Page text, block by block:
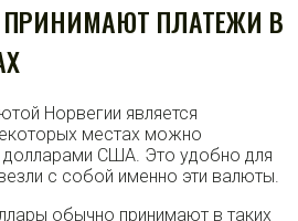
ПРИНИМАЮТ ПЛАТЕЖИ В
Норвегии является
местах можно
долларами США. Это удобно для
с собой именно эти валюты.
обычно принимают в таких